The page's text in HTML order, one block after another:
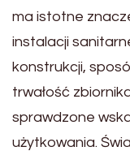
ma istotne
instalacji
konstrukcji,
trwałość
sprawdzone
użytkowania.